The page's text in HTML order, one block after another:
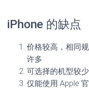
iPhone 的缺点
价格较高，相同
许多
可选择的机型较
仅能使用 Apple